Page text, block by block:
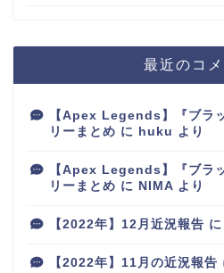
最近のコメ
【Apex Legends】『ブラ
リーまとめ に huku より
【Apex Legends】『ブラ
リーまとめ に NIMA より
【2022年】12月近況報告 に
【2022年】11月の近況報告